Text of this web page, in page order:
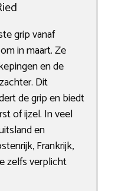
grip vanaf
in maart. Ze
en de
Dit
de grip en biedt
of ijzel. In veel
en
Frankrijk,
zelfs verplicht